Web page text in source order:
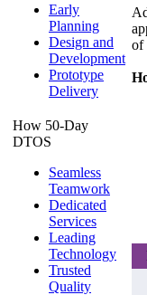
Early
Planning
Design and
Development
Prototype
Delivery
How 50-Day
DTOS
Seamless
Teamwork
Dedicated
Services
Leading
Technology
Trusted
Quality
of